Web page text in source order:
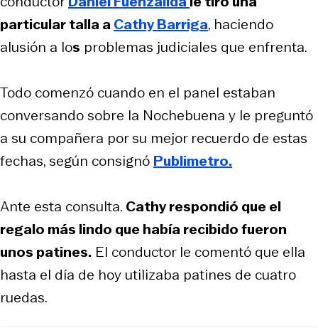
particular talla aCathy Barriga, haciendo
alusión a los problemas judiciales que enfrenta.
Todo comenzó cuando en el panel estaban
conversando sobre la Nochebuena y le preguntó
a su compañera por su mejor recuerdo de estas
fechas, según consignó Publimetro.
Ante esta consulta. Cathy respondió que el
regalo más lindo que había recibido fueron
unos patines. El conductor le comentó que ella
hasta el día de hoy utilizaba patines de cuatro
ruedas.